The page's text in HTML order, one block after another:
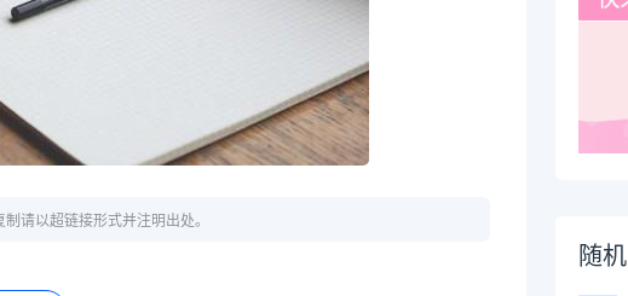
请以超链接形式并注明出处。
随机